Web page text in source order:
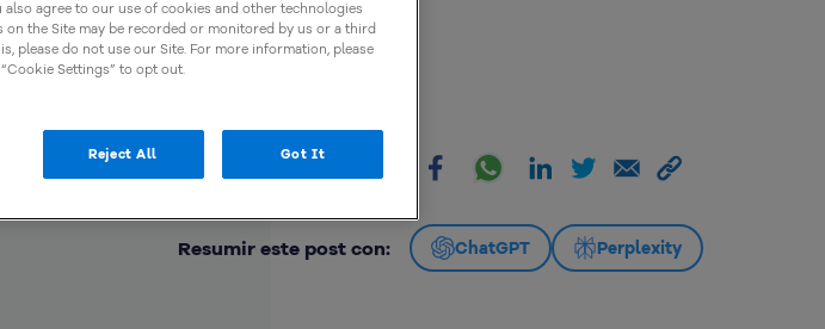
Resumir este post con: ChatGPT Perplexity
agree to our use of cookies and other technologies
the Site may be recorded or monitored by us or a third
please do not use our Site. For more information, please
Settings” to opt out.
Reject All Got It